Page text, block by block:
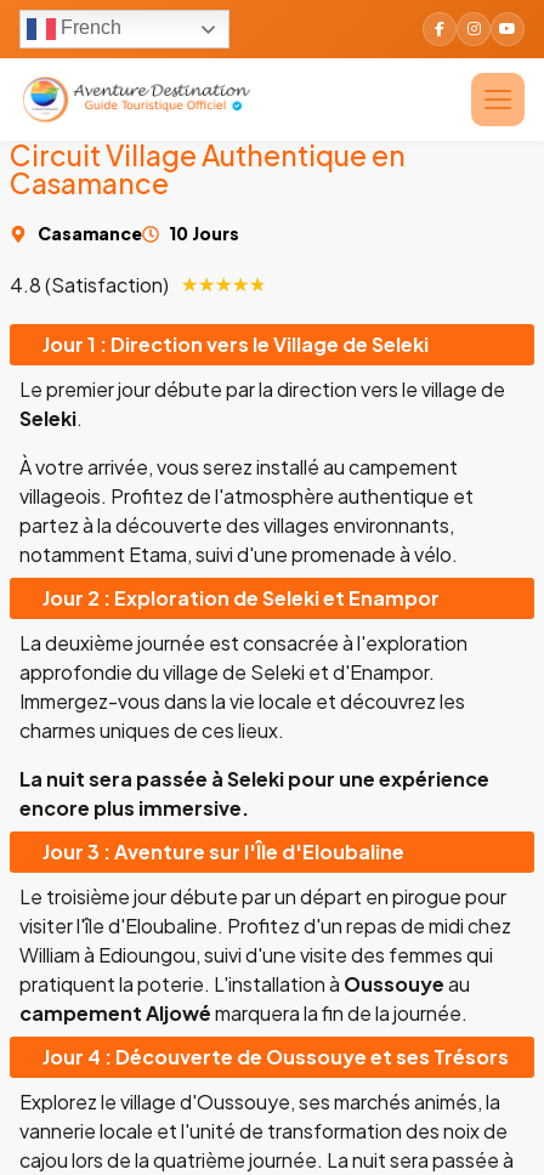
French
Circuit Village Authentique en
Casamance
Casamance 10 Jours
4.8 (Satisfaction) ★★★★★
Jour 1 : Direction vers le Village de Seleki
Le premier jour débute par la direction vers le village de
Seleki.
À votre arrivée, vous serez installé au campement
villageois. Profitez de l'atmosphère authentique et
partez à la découverte des villages environnants,
notamment Etama, suivi d'une promenade à vélo.
Jour 2 : Exploration de Seleki et Enampor
La deuxième journée est consacrée à l'exploration
approfondie du village de Seleki et d'Enampor.
Immergez-vous dans la vie locale et découvrez les
charmes uniques de ces lieux.
La nuit sera passée à Seleki pour une expérience
encore plus immersive.
Jour 3 : Aventure sur l'Île d'Eloubaline
Le troisième jour débute par un départ en pirogue pour
visiter l'île d'Eloubaline. Profitez d'un repas de midi chez
William à Edioungou, suivi d'une visite des femmes qui
pratiquent la poterie. L'installation à Oussouyeau
campement Aljowémarquera la fin de la journée.
Jour 4 : Découverte de Oussouye et ses Trésors
Explorez le village d'Oussouye, ses marchés animés, la
vannerie locale et l'unité de transformation des noix de
cajou lors de la quatrième journée. La nuit sera passée à